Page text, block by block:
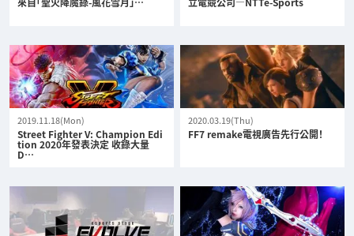
2019.11.18(Mon)
Street Fighter V: Champion Edi
tion 2020年發表決定 收錄大量
D…
2020.03.19(Thu)
FF7 remake電視廣告先行公開！